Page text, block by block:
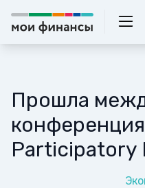
Прошла
Participatory